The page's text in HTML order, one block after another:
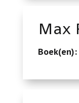
Max
Boek(en):